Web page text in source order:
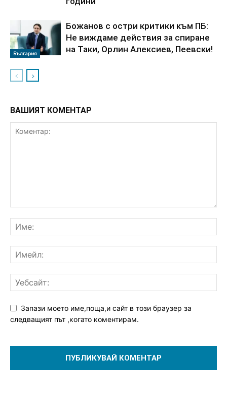
България
Божанов с остри критики към ПБ:
Не виждаме действия за спиране
на Таки, Орлин Алексиев, Пеевски!
ВАШИЯТ КОМЕНТАР
Запази моето име,поща,и сайт в този браузер за
следващият път ,когато коментирам.